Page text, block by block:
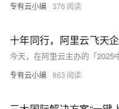
专有云小编 376
十年同行，阿里云飞天
专有云小编 863